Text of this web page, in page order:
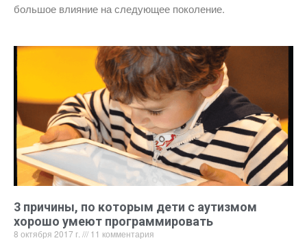
большое влияние на следующее поколение.
3 причины, по которым дети с аутизмом
хорошо умеют программировать
8 октября 2017 г. 11 комментария